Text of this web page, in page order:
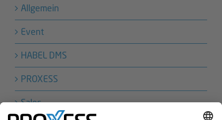
Allgemein
Event
HABEL DMS
PROXESS
Sales